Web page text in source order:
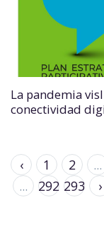
La pandemia
conectividad
‹ 1 2 ...
...
292 293 ›